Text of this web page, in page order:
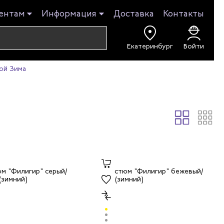
Информация Доставка Контакты
Екатеринбург Войти
Зима